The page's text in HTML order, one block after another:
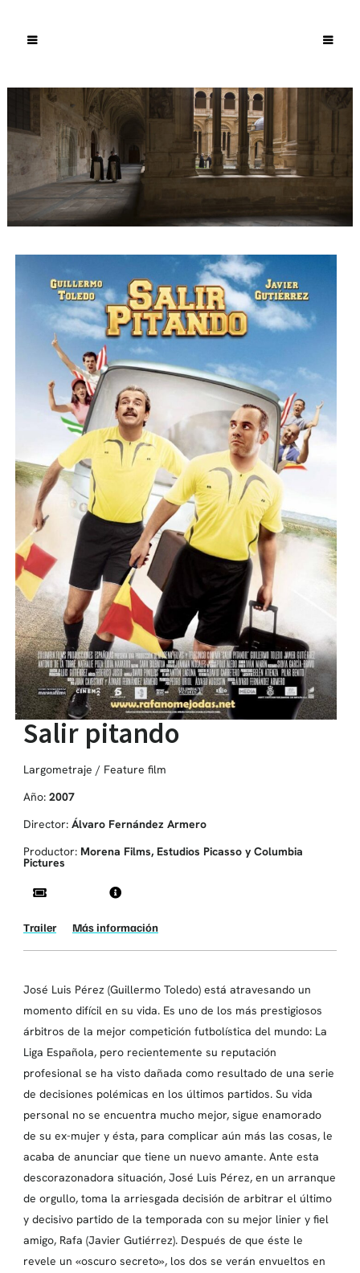
Salir pitando
Largometraje / Feature film
Año: 2007
Director: Álvaro Fernández Armero
Productor: Morena Films, Estudios Picasso y Columbia
Pictures
Trailer Más información
José Luis Pérez (Guillermo Toledo) está atravesando un
momento difícil en su vida. Es uno de los más prestigiosos
árbitros de la mejor competición futbolística del mundo: La
Liga Española, pero recientemente su reputación
profesional se ha visto dañada como resultado de una serie
de decisiones polémicas en los últimos partidos. Su vida
personal no se encuentra mucho mejor, sigue enamorado
de su ex-mujer y ésta, para complicar aún más las cosas, le
acaba de anunciar que tiene un nuevo amante. Ante esta
descorazonadora situación, José Luis Pérez, en un arranque
de orgullo, toma la arriesgada decisión de arbitrar el último
y decisivo partido de la temporada con su mejor linier y fiel
amigo, Rafa (Javier Gutiérrez). Después de que éste le
revele un «oscuro secreto», los dos se verán envueltos en